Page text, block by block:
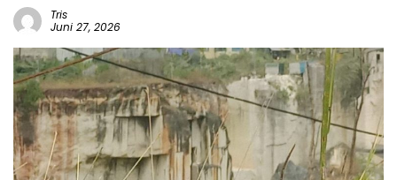
Tris
Juni 27, 2026